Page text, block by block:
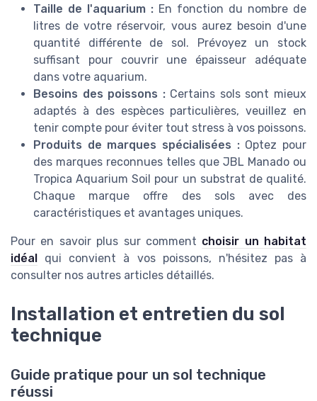
Taille de l'aquarium : En fonction du nombre de
litres de votre réservoir, vous aurez besoin d'une
quantité différente de sol. Prévoyez un stock
suffisant pour couvrir une épaisseur adéquate
dans votre aquarium.
Besoins des poissons :Certains sols sont mieux
adaptés à des espèces particulières, veuillez en
tenir compte pour éviter tout stress à vos poissons.
Produits de marques spécialisées :Optez pour
des marques reconnues telles que JBL Manado ou
Tropica Aquarium Soil pour un substrat de qualité.
Chaque marque offre des sols avec des
caractéristiques et avantages uniques.
Pour en savoir plus sur comment choisir un habitat
idéal
qui convient à vos poissons, n'hésitez pas à
consulter nos autres articles détaillés.
Installation et entretien du sol
technique
Guide pratique pour un sol technique
réussi